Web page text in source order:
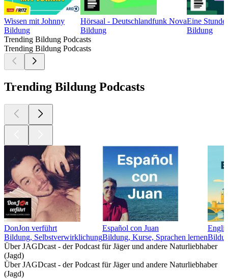
Wissen mit Johnny
Bildung
Hörsaal - Deutschlandfunk Nova
Bildung
Eine
Bildung
Trending Bildung Podcasts
Trending Bildung Podcasts
Trending Bildung Podcasts
DonJon verführt
Bildung, Selbstverwirklichung
Español con Juan
Bildung, Kurse, Sprachen lernen
Über JAGDcast - der Podcast für Jäger und andere Naturliebhaber
(Jagd)
Über JAGDcast - der Podcast für Jäger und andere Naturliebhaber
(Jagd)